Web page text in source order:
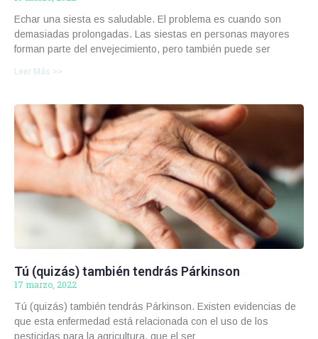
Echar una siesta es saludable. El problema es cuando son
demasiadas prolongadas. Las siestas en personas mayores
forman parte del envejecimiento, pero también puede ser
Leer Más >>
Tú (quizás) también tendrás Párkinson
17 marzo, 2022
Tú (quizás) también tendrás Párkinson. Existen evidencias de
que esta enfermedad está relacionada con el uso de los
pesticidas para la agricultura, que el ser